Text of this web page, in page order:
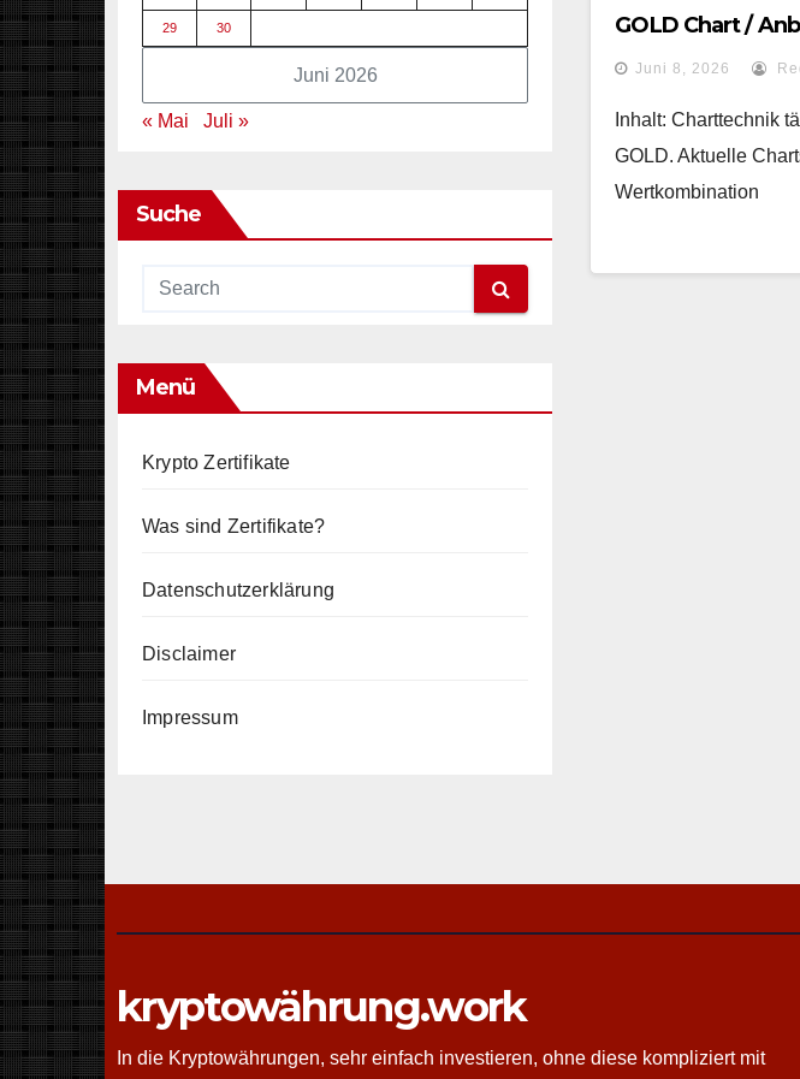
Juni 2026
29 30
« Mai Juli »
Suche
Menü
Krypto Zertifikate
Was sind Zertifikate?
Datenschutzerklärung
Disclaimer
Impressum
GOLD Chart /
Juni 8, 2026
Inhalt: Charttechnik
GOLD. Aktuelle
Wertkombination
kryptowährung.work
In die Kryptowährungen, sehr einfach investieren, ohne diese kompliziert mit